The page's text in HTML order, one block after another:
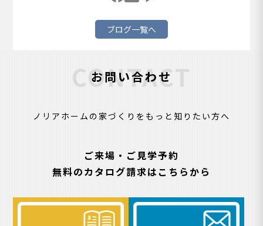
ブログ一覧へ
お問い合わせ
CONTACT
ノリアホームの家づくりをもっと知りたい方へ
ご来場・ご見学予約
無料のカタログ請求はこちらから